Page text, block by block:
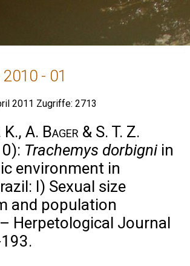
- 01
2011 Zugriffe: 2713
K., A. Bager & S. T. Z.
Trachemys dorbigniin
environment in
I) Sexual size
and population
Herpetological Journal